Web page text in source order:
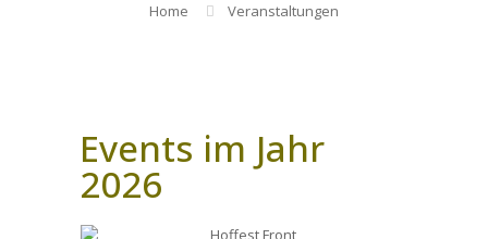
Home Veranstaltungen
Events im Jahr
2026